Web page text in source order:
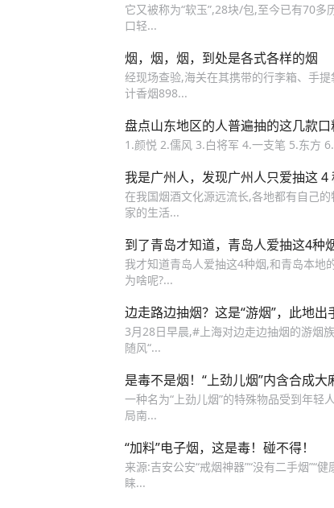
它又被称为“软玉”,28块/包,至今已有70
口轻...
烟，烟，烟，到处是各式各样的烟
经现场查验,海关在其携带的行李箱、手
计香烟898...
盘点山东地区的人普遍抽的这几款口
1.颜悦 2.儒风 3.白将军 4.一支笔 5.东方
我是广州人，发现广州人只爱抽这 4
在我国烟酒文化源远流长,各地都有自己
家的生活...
到了青岛才知道，青岛人爱抽这4种
我才知道青岛人爱抽这4种烟,和青岛本地
为啥呢?...
边走路边抽烟？这是“游烟”，此地出
3月28日早晨,#上海对边走边抽烟的游烟
随风“...
是毒不是烟！“上劲儿烟”内含合成
一种名为“上劲儿烟”的特殊物品受到年轻
局南...
“加料”电子烟，这是毒！碰不得！
来源:吉安公安“戒烟神器”“没有二手烟”“
睐...